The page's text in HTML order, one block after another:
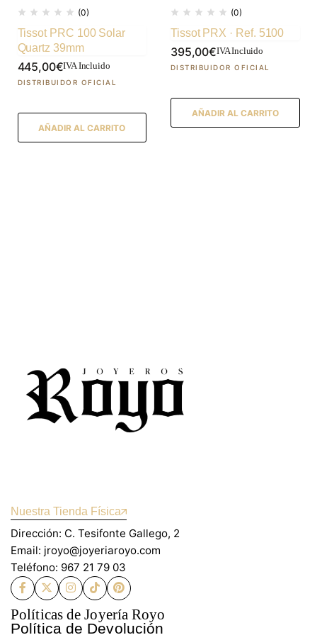
(0)
Tissot PRC 100 Solar
Quartz 39mm
445,00€IVA Incluido
AÑADIR AL CARRITO
(0)
Tissot PRX · Ref. 5100
395,00€IVA Incluido
AÑADIR AL CARRITO
Nuestra Tienda Física
Dirección: C. Tesifonte Gallego, 2
Email: jroyo@joyeriaroyo.com
Teléfono: 967 21 79 03
Políticas de Joyería Royo
Política de Devolución